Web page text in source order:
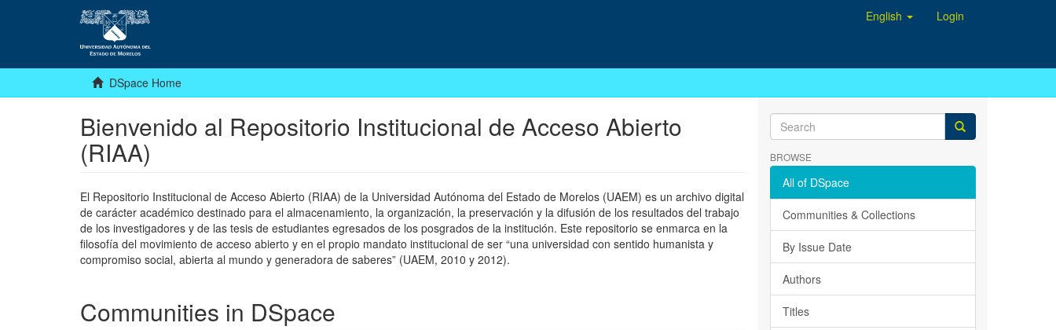
English Login
DSpace Home
Bienvenido al Repositorio Institucional de Acceso Abierto
(RIAA)
El Repositorio Institucional de Acceso Abierto (RIAA) de la Universidad Autónoma del Estado de Morelos (UAEM) es un archivo digital
de carácter académico destinado para el almacenamiento, la organización, la preservación y la difusión de los resultados del trabajo
de los investigadores y de las tesis de estudiantes egresados de los posgrados de la institución. Este repositorio se enmarca en la
filosofía del movimiento de acceso abierto y en el propio mandato institucional de ser “una universidad con sentido humanista y
compromiso social, abierta al mundo y generadora de saberes” (UAEM, 2010 y 2012).
Communities in DSpace
BROWSE
All of DSpace
Communities & Collections
By Issue Date
Authors
Titles